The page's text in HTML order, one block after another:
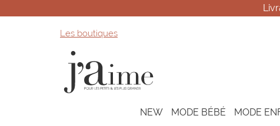
Les boutiques
NEW MODE BÉBÉ MODE